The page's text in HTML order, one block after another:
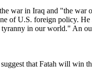
war in Iraq and "the war
of U.S. foreign policy.
in our world." An
that Fatah will win